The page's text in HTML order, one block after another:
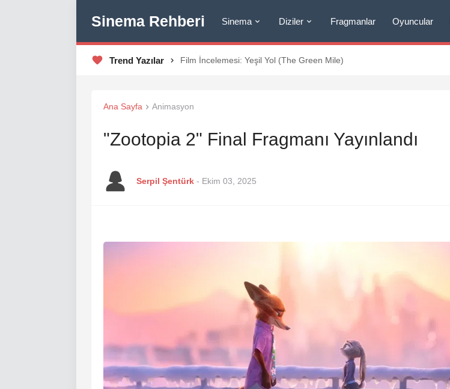
Sinema Rehberi Sinema Diziler Fragmanlar Oyuncular
Trend Yazılar Film İncelemesi: Yeşil Yol (The Green Mile)
Ana Sayfa Animasyon
"Zootopia 2" Final Fragmanı Yayınlandı
Serpil Şentürk - Ekim 03, 2025